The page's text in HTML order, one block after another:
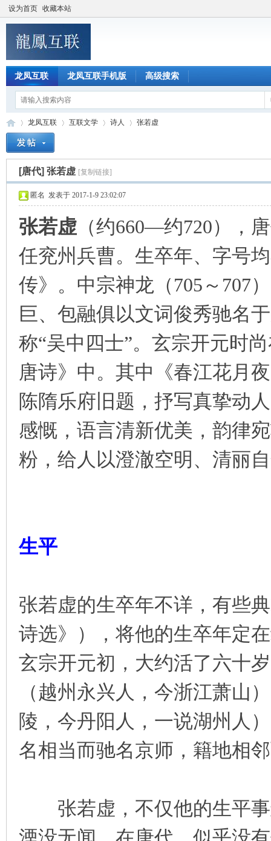
设为首页 收藏本站
龙凤互联 龙凤互联手机版 高级搜索
龙凤互联
›
互联文学
›
诗人 张若虚
[唐代] 张若虚 [复制链接]
匿名 发表于 2017-1-9 23:02:07
张若虚 （约660—约720），
任兖州兵曹。生卒年、字号
传》。中宗神龙（705～707
巨、包融俱以文词俊秀驰名
称“吴中四士”。玄宗开元时
唐诗》中。其中《春江花月
陈隋乐府旧题，抒写真挚动
感慨，语言清新优美，韵律
粉，给人以澄澈空明、清丽
生平
张若虚的生卒年不详，有些
诗选》），将他的生卒年定
玄宗开元初，大约活了六十
（越州永兴人，今浙江萧山
陵，今丹阳人，一说湖州人
名相当而驰名京师，籍地相
张若虚，不仅他的生平事